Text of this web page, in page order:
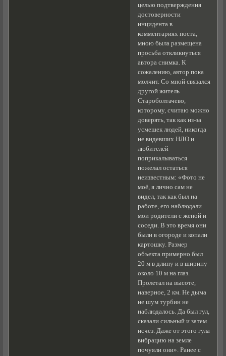
целью подтверждения
достоверности
инцидента в
комментариях поста,
мною была размещена
просьба откликнуться
автора снимка. К
сожалению, автор пока
молчит. Со мной связался
другой житель
Староболтачево,
которому, считаю можно
доверять, так как из-за
усмешек людей, никогда
не видевших НЛО и
любителей
поприкалываться
пожелал остаться
неизвестным: «Фото не
моё, я лично сам не
видел, так как был на
работе, его наблюдали
мои родители с женой и
соседи. В это время они
были в огороде и копали
картошку. Размер
объекта примерно был
20 м в длину и в ширину
около 10 м на глаз.
Пролетал на высоте,
наверное, 2 км. Не дыма
не шум турбин не
наблюдалось. Да был гул,
сказали сильный и затем
исчез. Даже от этого гула
вибрацию на земле
почуяли они». Ранее с